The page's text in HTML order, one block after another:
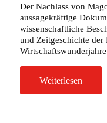
Der Nachlass von
aussagekräftige
wissenschaftliche
und Zeitgeschichte der
Weiterlesen